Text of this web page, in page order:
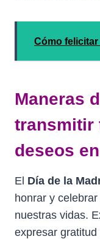
Cómo felicitar
Maneras
transmitir
deseos
El Día de la
honrar y
nuestras vidas.
expresar